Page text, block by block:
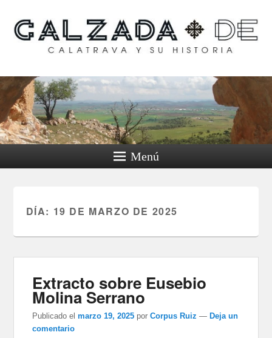
Calzada de Calatrava y
su historia
Menú
DÍA: 19 DE MARZO DE 2025
Extracto sobre Eusebio
Molina Serrano
Publicado el marzo 19, 2025 porCorpus Ruiz — Deja un
comentario